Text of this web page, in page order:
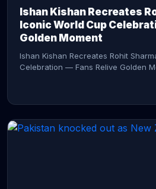
Ishan Kishan Recreates
Iconic World Cup
Golden Moment
Ishan Kishan Recreates Rohit
Celebration — Fans Relive Golden